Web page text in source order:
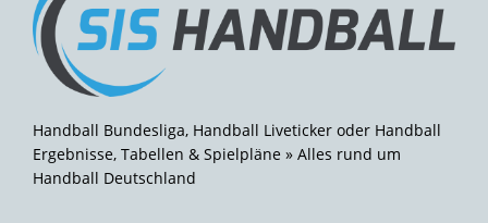
Handball Bundesliga, Handball Liveticker oder Handball
Ergebnisse, Tabellen & Spielpläne » Alles rund um
Handball Deutschland